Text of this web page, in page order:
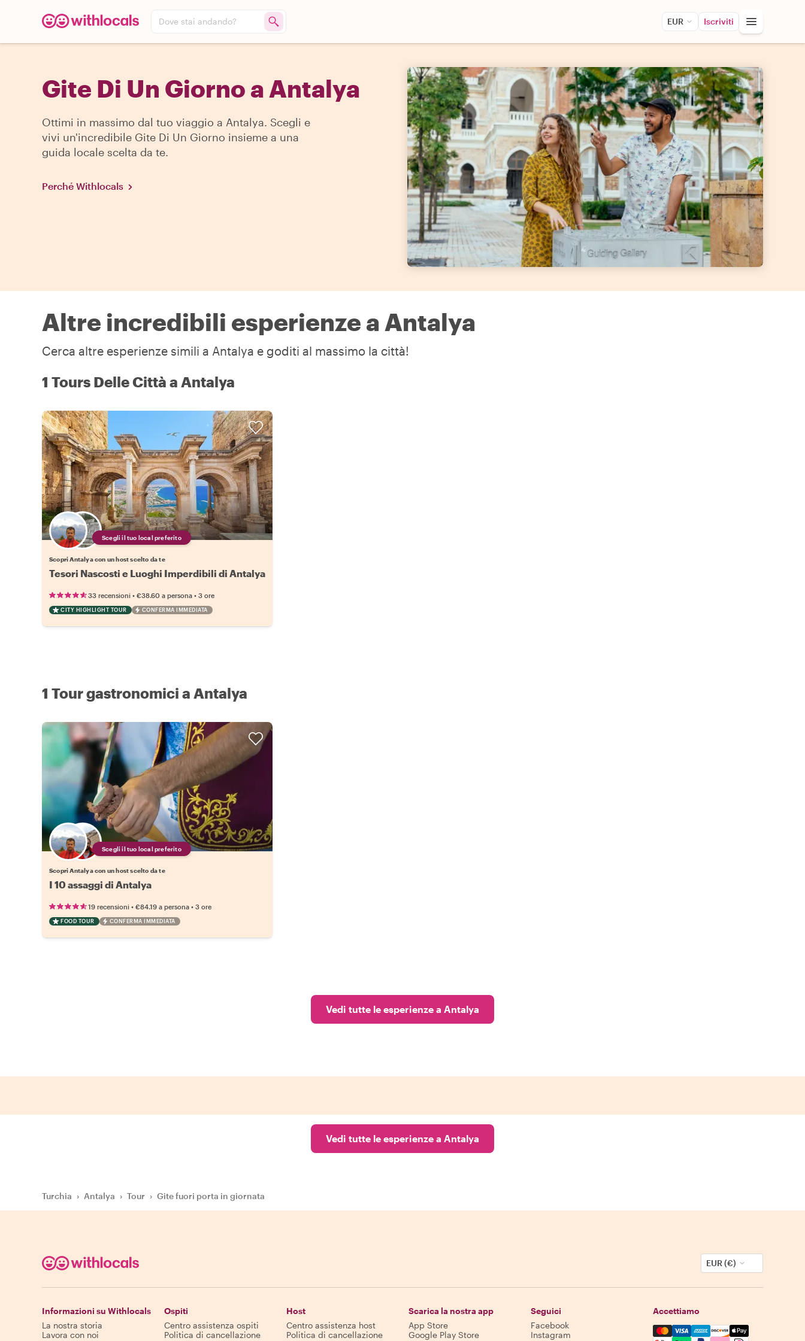
Dove stai andando? EUR Iscriviti
Gite Di Un Giorno a Antalya
Ottimi in massimo dal tuo viaggio a Antalya. Scegli e
vivi un'incredibile Gite Di Un Giorno insieme a una
guida locale scelta da te.
Perché Withlocals
Altre incredibili esperienze a Antalya
Cerca altre esperienze simili a Antalya e goditi al massimo la città!
1 Tours Delle Città a Antalya
Scegli il tuo local preferito
Scopri Antalya con un host scelto da te
Tesori Nascosti e Luoghi Imperdibili di Antalya
33 recensioni • €38.60 a persona • 3 ore
CITY HIGHLIGHT TOUR CONFERMA IMMEDIATA
1 Tour gastronomici a Antalya
Scegli il tuo local preferito
Scopri Antalya con un host scelto da te
I 10 assaggi di Antalya
19 recensioni • €84.19 a persona • 3 ore
FOOD TOUR CONFERMA IMMEDIATA
Vedi tutte le esperienze a Antalya
Vedi tutte le esperienze a Antalya
Turchia › Antalya › Tour › Gite fuori porta in giornata
EUR (€)
Informazioni su Withlocals
La nostra storia
Lavora con noi
Ospiti
Centro assistenza ospiti
Politica di cancellazione
Host
Centro assistenza host
Politica di cancellazione
Scarica la nostra app
App Store
Google Play Store
Seguici
Facebook
Instagram
Accettiamo
Mastercard, Visa, Amex,